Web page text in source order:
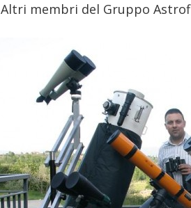
Altri membri del Gruppo